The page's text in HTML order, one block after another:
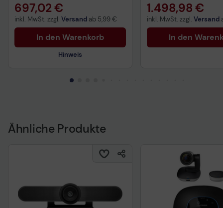
697,02 €
inkl. MwSt. zzgl. Versand ab 5,99 €
In den Warenkorb
Hinweis
1.498,98 €
inkl. MwSt. zzgl. Versand
In den
Ähnliche Produkte